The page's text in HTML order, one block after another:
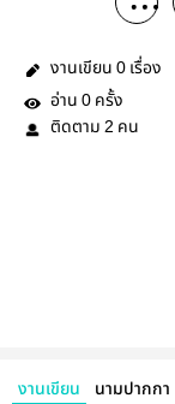
งานเขียน 0 เรื่อง
อ่าน 0 ครั้ง
ติดตาม 2 คน
งานเขียน นามปากกา